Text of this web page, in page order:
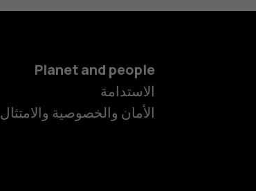
الهواتف الذكية
Planet and people
الاستدامة
الأمان والخصوصية والامتثال